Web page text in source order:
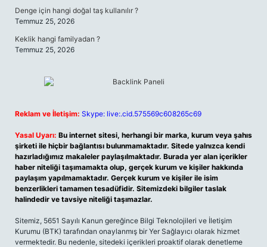
Denge için hangi doğal taş kullanılır ?
Temmuz 25, 2026
Keklik hangi familyadan ?
Temmuz 25, 2026
Reklam ve İletişim: Skype: live:.cid.575569c608265c69
Yasal Uyarı: Bu internet sitesi, herhangi bir marka, kurum veya şahıs
şirketi ile hiçbir bağlantısı bulunmamaktadır. Sitede yalnızca kendi
hazırladığımız makaleler paylaşılmaktadır. Burada yer alan içerikler
haber niteliği taşımamakta olup, gerçek kurum ve kişiler hakkında
paylaşım yapılmamaktadır. Gerçek kurum ve kişiler ile isim
benzerlikleri tamamen tesadüfidir. Sitemizdeki bilgiler taslak
halindedir ve tavsiye niteliği taşımazlar.
Sitemiz, 5651 Sayılı Kanun gereğince Bilgi Teknolojileri ve İletişim
Kurumu (BTK) tarafından onaylanmış bir Yer Sağlayıcı olarak hizmet
vermektedir. Bu nedenle, sitedeki içerikleri proaktif olarak denetleme